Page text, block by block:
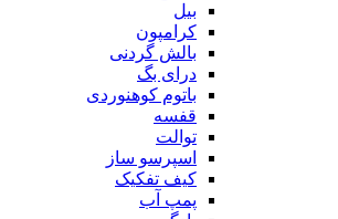
بیل
کرامپون
بالش گردنی
درای بگ
باتوم کوهنوردی
قفسه
توالت
اسپرسو ساز
کیف تفکیک
پمپ آب